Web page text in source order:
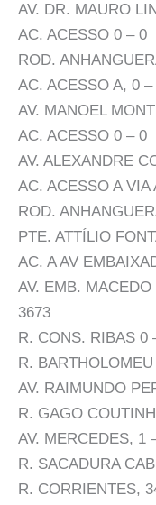
AV. DR. MAURO
AC. ACESSO 0 – 0
ROD.
AC. ACESSO A, 0 –
AV. MANOEL
AC. ACESSO 0 – 0
AV. ALEXANDRE
AC. ACESSO A
ROD.
PTE. ATTÍLIO
AC. A AV
AV. EMB.
3673
R. CONS. RIBAS 0
R.
AV. RAIMUNDO
R. GAGO
AV. MERCEDES, 1
R. SACADURA
R. CORRIENTES,